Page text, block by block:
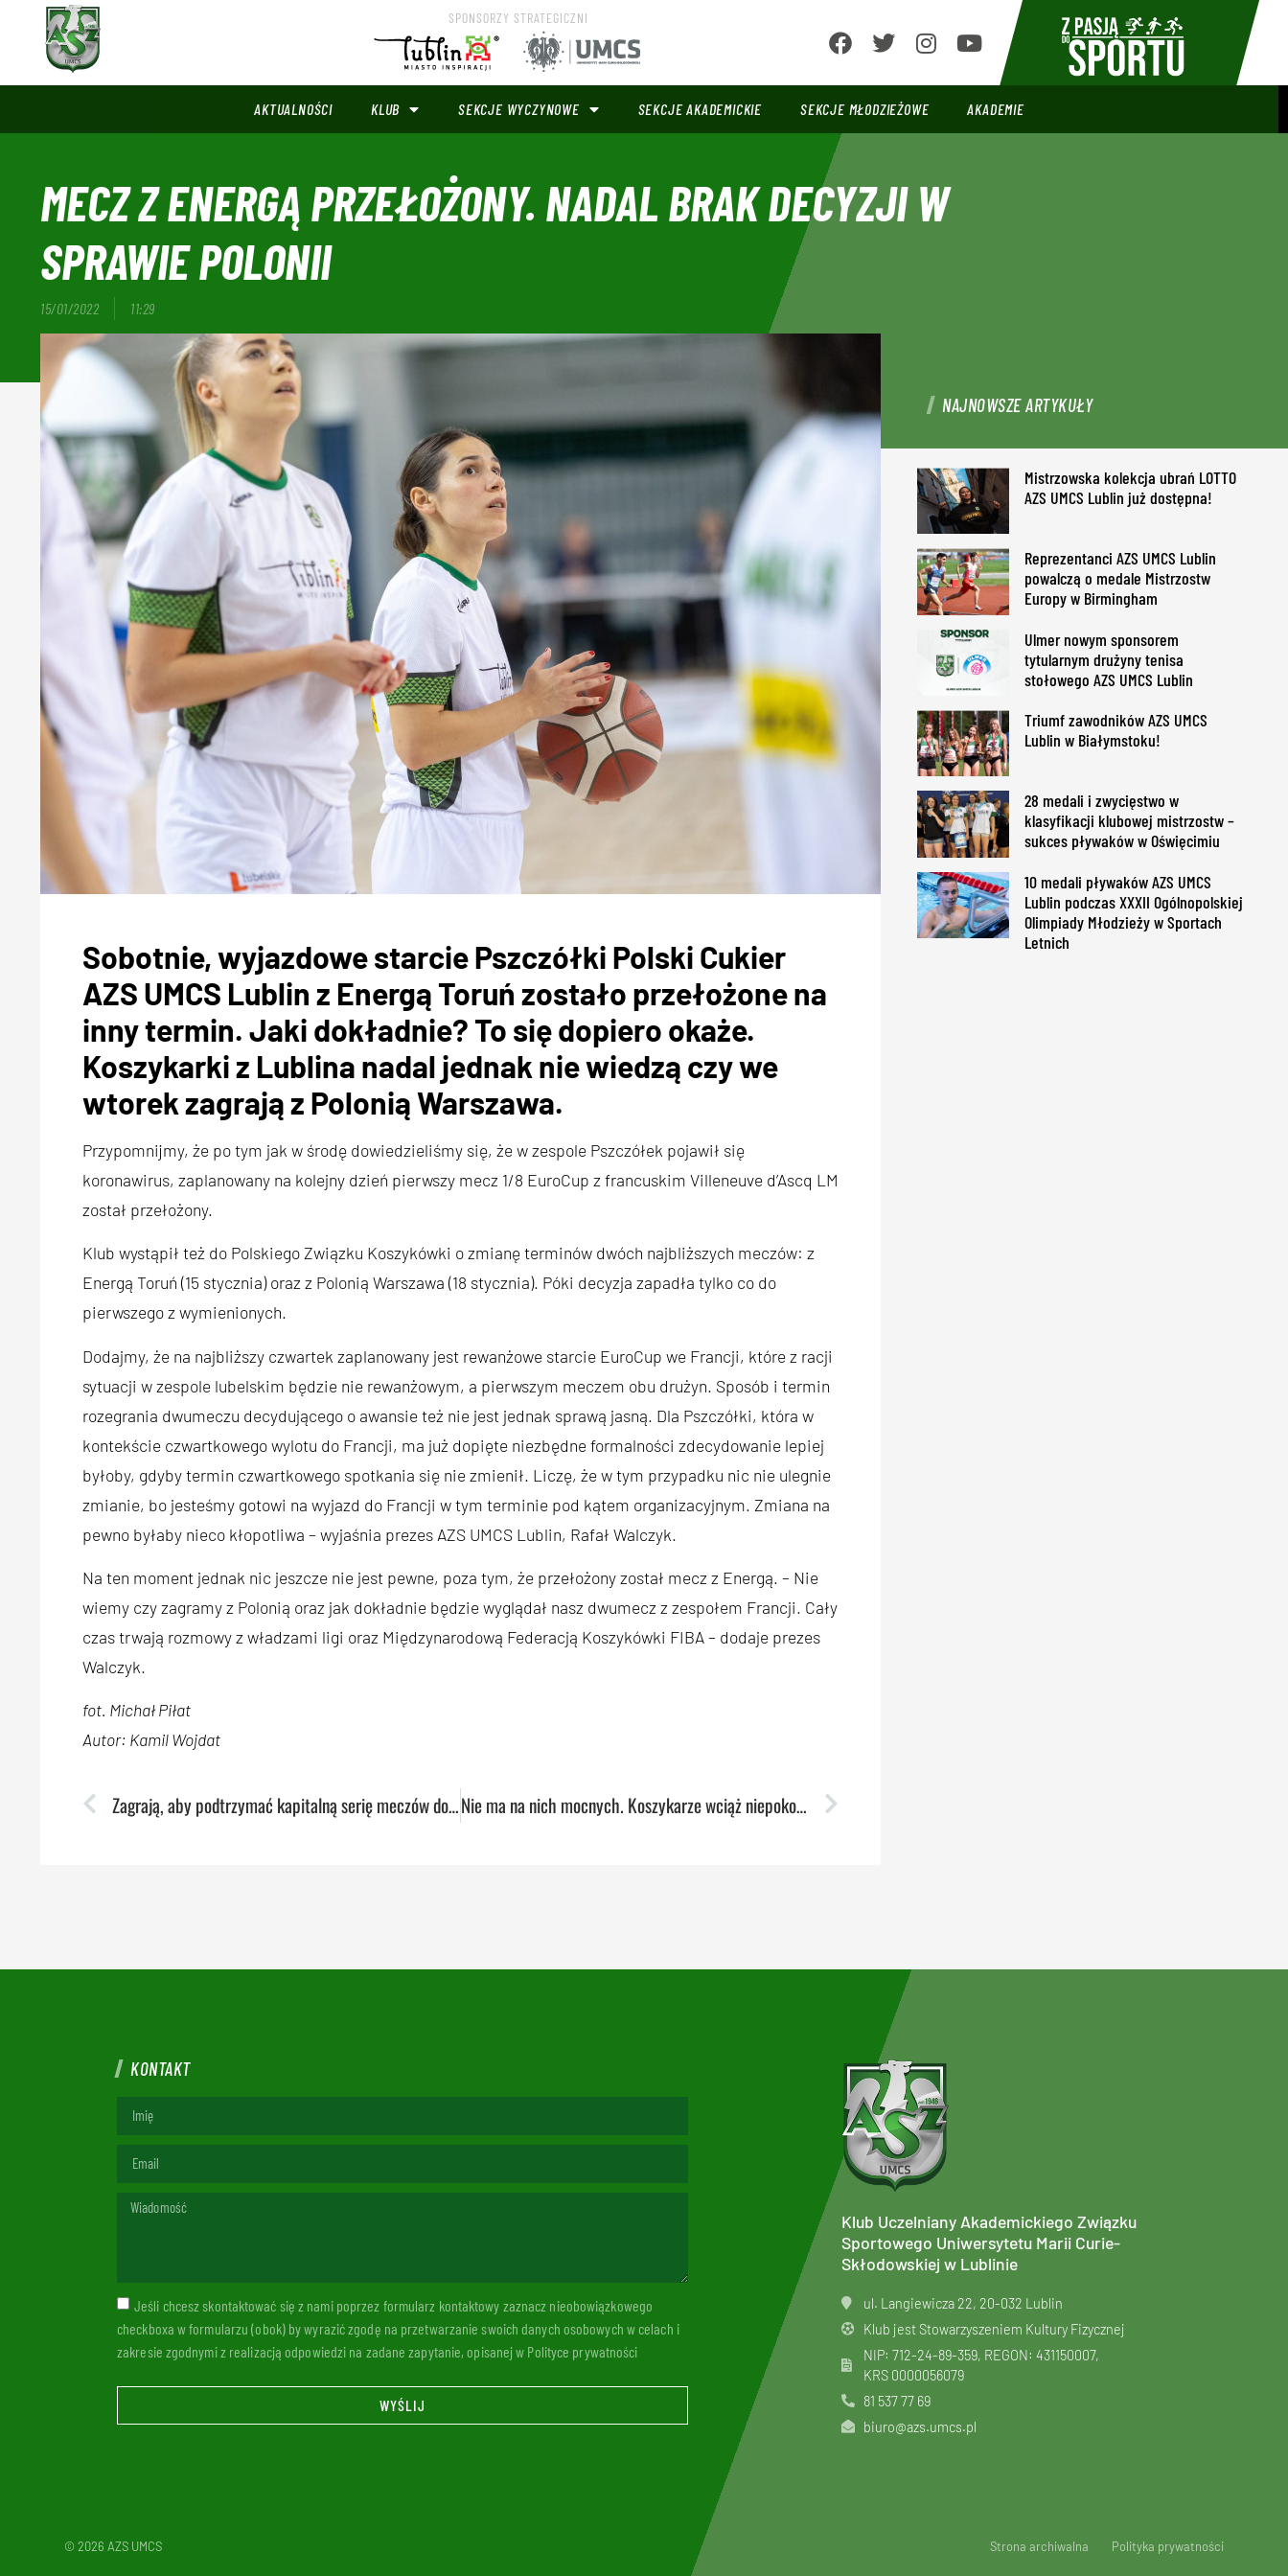
SPONSORZY STRATEGICZNI
AKTUALNOŚCI KLUB SEKCJE WYCZYNOWE SEKCJE AKADEMICKIE SEKCJE MŁODZIEŻOWE AKADEMIE
MECZ Z ENERGĄ PRZEŁOŻONY. NADAL BRAK DECYZJI W
SPRAWIE POLONII
15/01/2022 11:29
Sobotnie, wyjazdowe starcie Pszczółki Polski Cukier
AZS UMCS Lublin z Energą Toruń zostało przełożone na
inny termin. Jaki dokładnie? To się dopiero okaże.
Koszykarki z Lublina nadal jednak nie wiedzą czy we
wtorek zagrają z Polonią Warszawa.
Przypomnijmy, że po tym jak w środę dowiedzieliśmy się, że w zespole Pszczółek pojawił się
koronawirus, zaplanowany na kolejny dzień pierwszy mecz 1/8 EuroCup z francuskim Villeneuve d’Ascq LM
został przełożony.
Klub wystąpił też do Polskiego Związku Koszykówki o zmianę terminów dwóch najbliższych meczów: z
Energą Toruń (15 stycznia) oraz z Polonią Warszawa (18 stycznia). Póki decyzja zapadła tylko co do
pierwszego z wymienionych.
Dodajmy, że na najbliższy czwartek zaplanowany jest rewanżowe starcie EuroCup we Francji, które z racji
sytuacji w zespole lubelskim będzie nie rewanżowym, a pierwszym meczem obu drużyn. Sposób i termin
rozegrania dwumeczu decydującego o awansie też nie jest jednak sprawą jasną. Dla Pszczółki, która w
kontekście czwartkowego wylotu do Francji, ma już dopięte niezbędne formalności zdecydowanie lepiej
byłoby, gdyby termin czwartkowego spotkania się nie zmienił. Liczę, że w tym przypadku nic nie ulegnie
zmianie, bo jesteśmy gotowi na wyjazd do Francji w tym terminie pod kątem organizacyjnym. Zmiana na
pewno byłaby nieco kłopotliwa – wyjaśnia prezes AZS UMCS Lublin, Rafał Walczyk.
Na ten moment jednak nic jeszcze nie jest pewne, poza tym, że przełożony został mecz z Energą. – Nie
wiemy czy zagramy z Polonią oraz jak dokładnie będzie wyglądał nasz dwumecz z zespołem Francji. Cały
czas trwają rozmowy z władzami ligi oraz Międzynarodową Federacją Koszykówki FIBA – dodaje prezes
Walczyk.
fot. Michał Piłat
Autor: Kamil Wojdat
Zagrają, aby podtrzymać kapitalną serię meczów domowych bez porażki Nie ma na nich mocnych. Koszykarze wciąż niepokonani na własnym parkiecie
NAJNOWSZE ARTYKUŁY
Mistrzowska kolekcja ubrań LOTTO
AZS UMCS Lublin już dostępna!
Reprezentanci AZS UMCS Lublin
powalczą o medale Mistrzostw
Europy w Birmingham
Ulmer nowym sponsorem
tytularnym drużyny tenisa
stołowego AZS UMCS Lublin
Triumf zawodników AZS UMCS
Lublin w Białymstoku!
28 medali i zwycięstwo w
klasyfikacji klubowej mistrzostw –
sukces pływaków w Oświęcimiu
10 medali pływaków AZS UMCS
Lublin podczas XXXII Ogólnopolskiej
Olimpiady Młodzieży w Sportach
Letnich
KONTAKT
Jeśli chcesz skontaktować się z nami poprzez formularz kontaktowy zaznacz nieobowiązkowego
checkboxa w formularzu (obok) by wyrazić zgodę na przetwarzanie swoich danych osobowych w celach i
zakresie zgodnymi z realizacją odpowiedzi na zadane zapytanie, opisanej w Polityce prywatności
WYŚLIJ
Klub Uczelniany Akademickiego Związku
Sportowego Uniwersytetu Marii Curie-
Skłodowskiej w Lublinie
ul. Langiewicza 22, 20-032 Lublin
Klub jest Stowarzyszeniem Kultury Fizycznej
NIP: 712-24-89-359, REGON: 431150007,
KRS 0000056079
81 537 77 69
biuro@azs.umcs.pl
© 2026 AZS UMCS Strona archiwalna Polityka prywatności